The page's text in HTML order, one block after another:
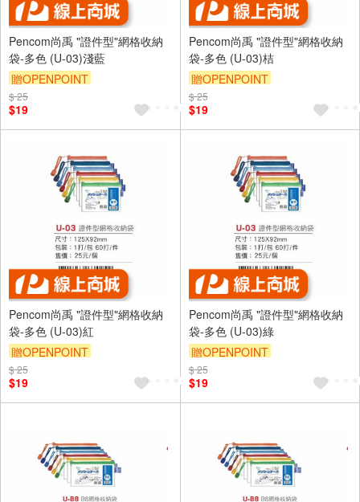
Pencom尚禹 "證件型"網格收納
袋-多色 (U-03)淺藍
贈OPENPOINT
$ 25
$19
Pencom尚禹 "證件型"網格收納
袋-多色 (U-03)桔
贈OPENPOINT
$ 25
$19
Pencom尚禹 "證件型"網格收納
袋-多色 (U-03)紅
贈OPENPOINT
$ 25
$19
Pencom尚禹 "證件型"網格收納
袋-多色 (U-03)綠
贈OPENPOINT
$ 25
$19